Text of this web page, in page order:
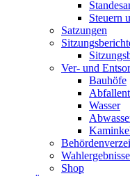
Steuern
Satzungen
Ver- und
Bauhöfe
Wasser
Wahlergebnisse
Shop